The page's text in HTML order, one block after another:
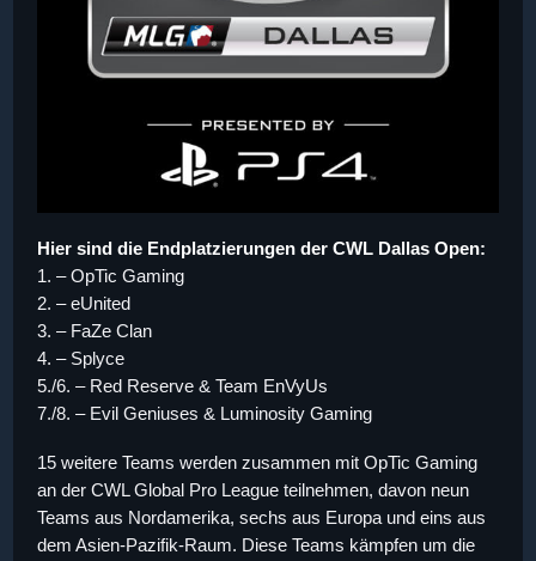
Hier sind die Endplatzierungen der CWL Dallas Open:
1. – OpTic Gaming
2. – eUnited
3. – FaZe Clan
4. – Splyce
5./6. – Red Reserve & Team EnVyUs
7./8. – Evil Geniuses & Luminosity Gaming
15 weitere Teams werden zusammen mit OpTic Gaming
an der CWL Global Pro League teilnehmen, davon neun
Teams aus Nordamerika, sechs aus Europa und eins aus
dem Asien-Pazifik-Raum. Diese Teams kämpfen um die